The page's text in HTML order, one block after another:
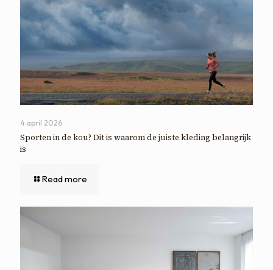
4 april 2026
Sporten in de kou? Dit is waarom de juiste kleding belangrijk
is
Read more